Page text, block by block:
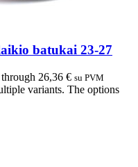
batukai 23-27
26,36 € su PVM
variants. The options